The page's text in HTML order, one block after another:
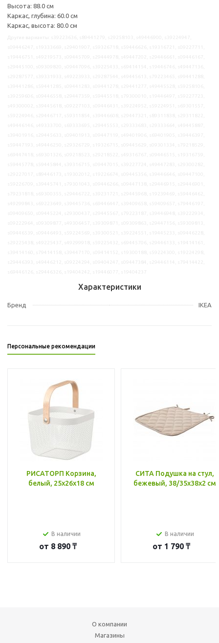
Высота: 88.0 см
Каркас, глубина: 60.0 см
Каркас, высота: 80.0 см
Характеристики
Бренд IKEA
Персональные рекомендации
РИСАТОРП Корзина,
белый, 25x26x18 см
В наличии
от 8 890 ₸
СИТА Подушка на стул,
бежевый, 38/35x38x2 см
В наличии
от 1 790 ₸
О компании
Магазины